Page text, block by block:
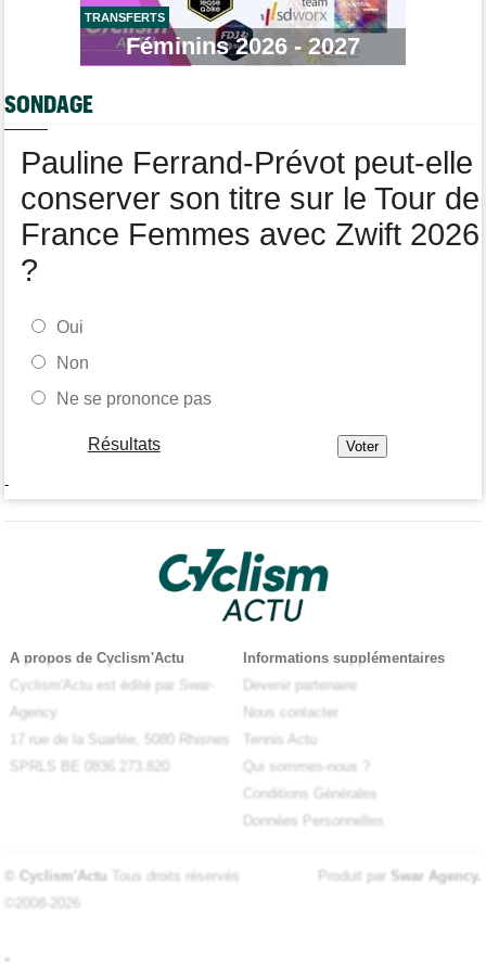
Tour de Pologne
Bart Lemmen fait coup double sur la 4e étape, UAE déçoit !
pour 1 an
Felix Gall remporte la 3e étape et prend les commandes du
général
TRANSFERTS
Féminins 2026 - 2027
SONDAGE
Pauline Ferrand-Prévot peut-elle
conserver son titre sur le Tour de
France Femmes avec Zwift 2026
?
Oui
Non
Ne se prononce pas
Résultats
-
A propos de Cyclism'Actu
Cyclism'Actu est édité par Swar-
Agency
17 rue de la Suarlée, 5080 Rhisnes
SPRLS BE 0836.273.820
Informations supplémentaires
Devenir partenaire
Nous contacter
Tennis Actu
Qui sommes-nous ?
Conditions Générales
Données Personnelles
© Cyclism'Actu Tous droits réservés
©2008-2026
Produit par Swar Agency.
-